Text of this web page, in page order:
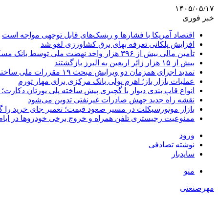
۱۴۰۵/۰۵/۱۷
خبر فوری
اقتصاد آمریکا با فشارها و ریسک‌های قابل توجهی مواجه است
افزایش پلکانی تعرفه بهای برق کشاورزی لغو شد
تأمین مالی بیش از ۳۹۶ هزار واحد نهضت ملی توسط بانک مسکن
بیش از ۱۵ هزار زائر اربعین به البرز بازگشتند
تمدید اجرای همزمان دو ویرایش مبحث ۱۹ مقررات ملی ساختمان تا پایان سال
عملیات بازار باز؛ اهرم پولی بانک مرکزی برای مهار تورم
انواع قاب بندی دیوار با گچبری پیش ساخته پلی یورتان
نقشه راه جدید جهش صادرات غیرنفتی تدوین می‌شود
بازار موتورسیکلت در مسیر صعود قیمت؛ تعمیر جای خرید
ممنوعیت رجیستری تلفن همراه و خروج برخی خودروها در
ورود
نوشته تصادفی
سایدبار
منو
مهرصنعتی